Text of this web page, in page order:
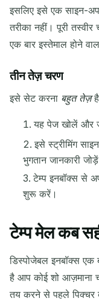
प्रेषक
आने
इसलिए इसे एक साइन-
तरीका नहीं। पूरी तस्वीर
एक बार इस्तेमाल होने
तीन तेज़ चरण
इसे सेट करना बहुत तेज़
यह पेज खोलें और
इसे स्ट्रीमिंग
भुगतान जानकारी
टेम्प इनबॉक्स से
शुरू करें।
टेम्प मेल कब
डिस्पोजेबल इनबॉक्स
है आप कोई शो आज़माना
तय करने से पहले पिक्चर